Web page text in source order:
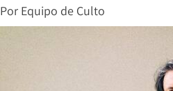
Por Equipo de Culto